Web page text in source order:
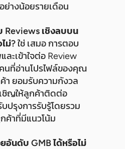
ย่างน้อยรายเดือน
Reviews เชิงลบบน
ม่?ใช่ เสมอ การตอบ
ะเข้าใจต่อ Review
นที่อ่านโปรไฟล์ของคุณ
า ยอมรับความกังวล
ชิญให้ลูกค้าติดต่อ
ปรุงการรับรู้โดยรวม
ค้าที่มีแนวโน้ม
อันดับ GMB ได้หรือไม่